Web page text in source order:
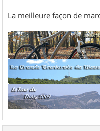
La meilleure façon de